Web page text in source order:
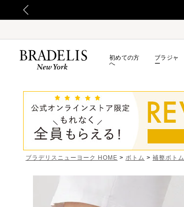
お詫び
初めての方
へ
ブラジャ
ー
ブラデリスニューヨーク HOME ボトム 補整ボトム